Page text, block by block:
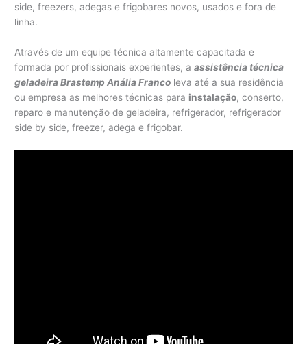
side, freezers, adegas e frigobares novos, usados e fora de
linha.
Através de um equipe técnica altamente capacitada e
formada por profissionais experientes, aassistência técnica
geladeira Brastemp Anália Franco leva até a sua residência
ou empresa as melhores técnicas para instalação, conserto,
reparo e manutenção de geladeira, refrigerador, refrigerador
side by side, freezer, adega e frigobar.